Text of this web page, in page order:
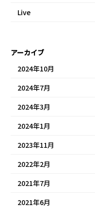
Live
アーカイブ
2024年10月
2024年7月
2024年3月
2024年1月
2023年11月
2022年2月
2021年7月
2021年6月